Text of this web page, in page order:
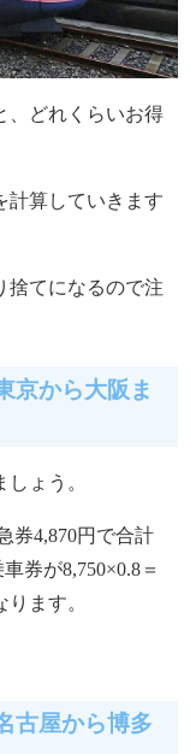
、どれくらいお得
計算していきます
捨てになるので注
京から大阪ま
ょう。
券4,870円で合計
券が8,750×0.8＝
ます。
古屋から博多